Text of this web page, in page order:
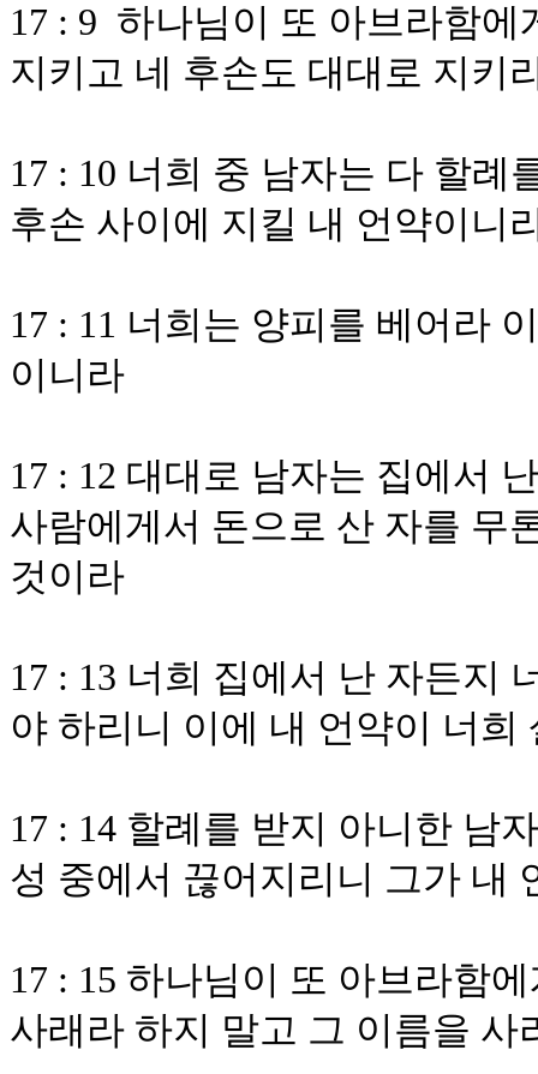
17 : 9 하나님이 또 아브라함
지키고 네 후손도 대대로 지키
17 : 10 너희 중 남자는 다 할례
후손 사이에 지킬 내 언약이니
17 : 11 너희는 양피를 베어라
이니라
17 : 12 대대로 남자는 집에서
사람에게서 돈으로 산 자를 무
것이라
17 : 13 너희 집에서 난 자든지
야 하리니 이에 내 언약이 너
17 : 14 할례를 받지 아니한 남
성 중에서 끊어지리니 그가 내
17 : 15 하나님이 또 아브라함
사래라 하지 말고 그 이름을 사